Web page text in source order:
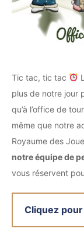
Tic tac, tic tac
plus de notre jour
qu’à l’office de
même que notre
Royaume des
notre équipe de
vous réservent
Cliquez